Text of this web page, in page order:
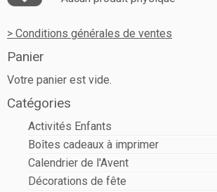
> Conditions générales de ventes
Panier
Votre panier est vide.
Catégories
Activités Enfants
Boîtes cadeaux à imprimer
Calendrier de l'Avent
Décorations de fête